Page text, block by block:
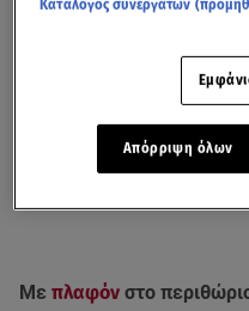
Με πλαφόν στο
Κατάλογος συνεργατών
Απόρριψη όλων